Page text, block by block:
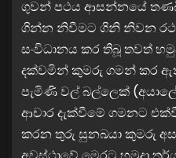
ගුවන් පථය ආසන්නයේ
ගින්න නිවීමට ගිනි නිවන රථ
සංවිධානය කර තිබූ තවත්
දක්වමින් කුමරු ගමන් කර
පැමිණි වල් බල්ලෙක්
ආචාර දැක්වීමේ ගමනට
කරන තුරු සුනඛයා කුමරු